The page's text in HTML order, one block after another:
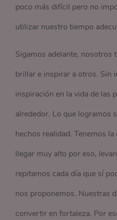
poco más difícil pero no
utilizar nuestro tiempo
Sigamos adelante, nosotros
brillar e inspirar a otros. Sin
inspiración en la vida de las
alrededor. Lo que logramos
hechos realidad. Tenemos
llegar muy alto por eso,
repitamos cada día que sí
nos proponemos. Nuestras
convertir en fortaleza. Por